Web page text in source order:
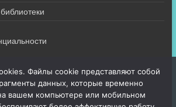
Файлы cookie представляют собой
данных, которые временно
вашем компьютере или мобильном